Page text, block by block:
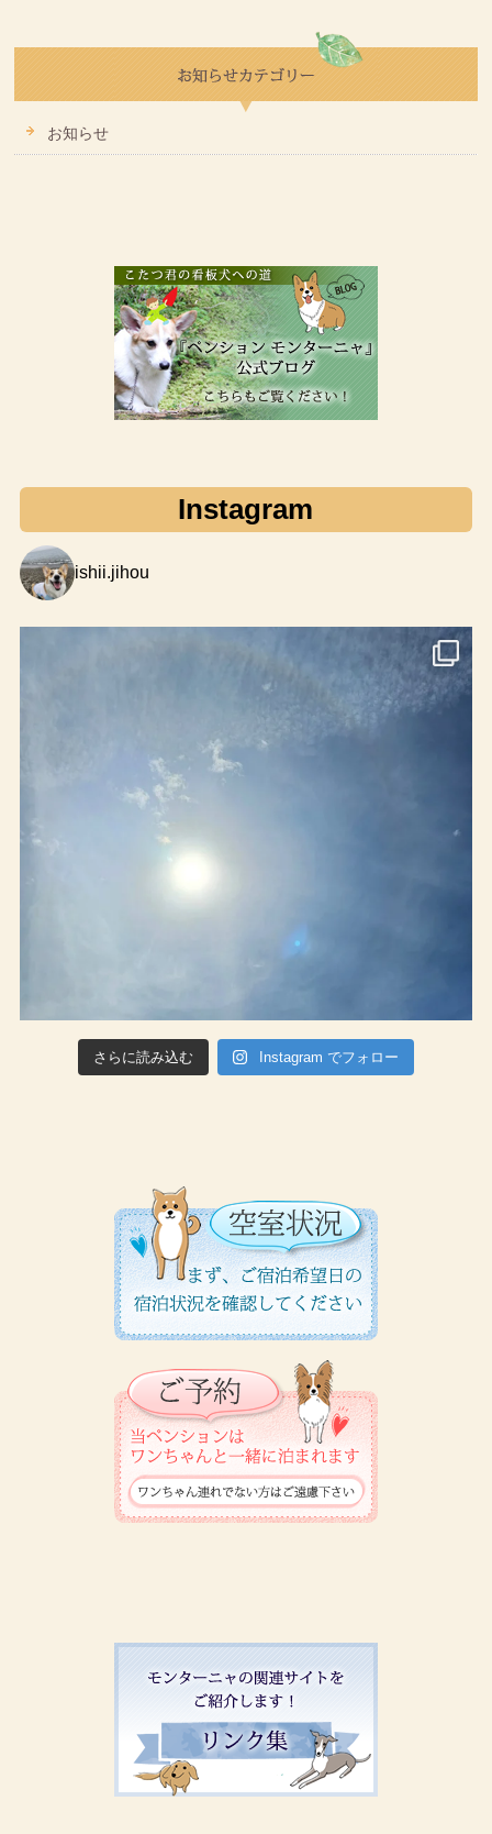
お知らせ
Instagram
ishii.jihou
さらに読み込む Instagram でフォロー